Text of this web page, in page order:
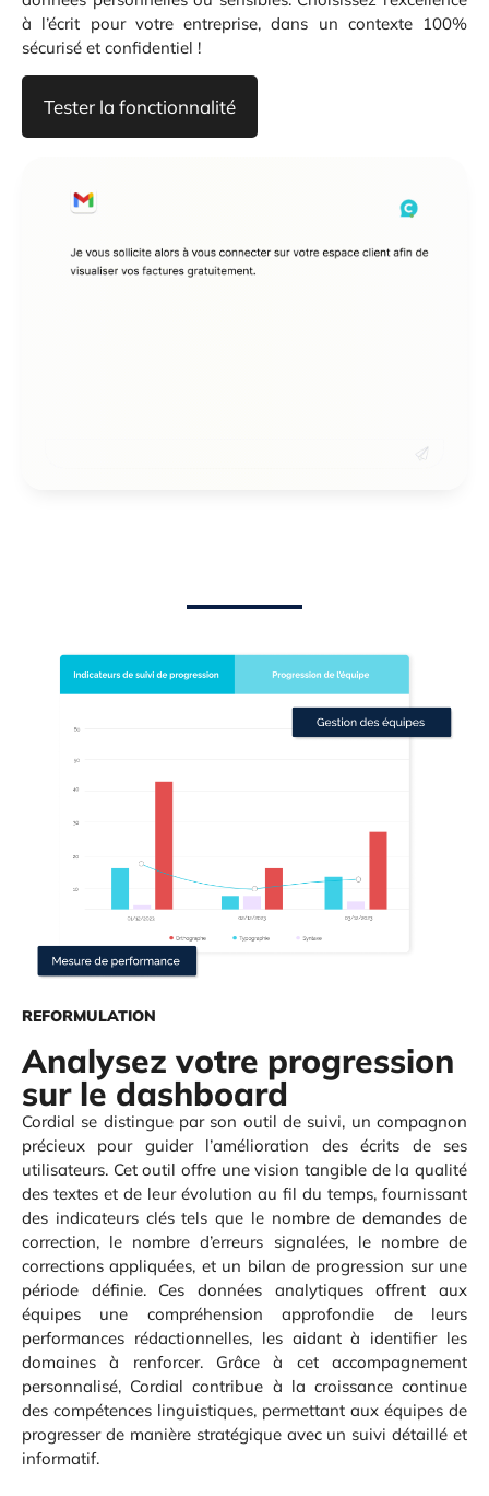
à l’écrit pour votre entreprise, dans un contexte 100%
sécurisé et confidentiel !
Tester la fonctionnalité
REFORMULATION
Analysez votre progression
sur le dashboard
Cordial se distingue par son outil de suivi, un compagnon
précieux pour guider l’amélioration des écrits de ses
utilisateurs. Cet outil offre une vision tangible de la qualité
des textes et de leur évolution au fil du temps, fournissant
des indicateurs clés tels que le nombre de demandes de
correction, le nombre d’erreurs signalées, le nombre de
corrections appliquées, et un bilan de progression sur une
période définie. Ces données analytiques offrent aux
équipes une compréhension approfondie de leurs
performances rédactionnelles, les aidant à identifier les
domaines à renforcer. Grâce à cet accompagnement
personnalisé, Cordial contribue à la croissance continue
des compétences linguistiques, permettant aux équipes de
progresser de manière stratégique avec un suivi détaillé et
informatif.